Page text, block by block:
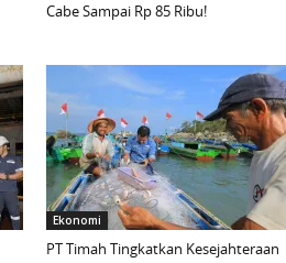
Cabe Sampai Rp 85 Ribu!
Ekonomi
PT Timah Tingkatkan Kesejahteraan